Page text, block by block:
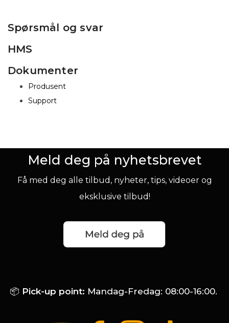
Spørsmål og svar
HMS
Dokumenter
Produsent
Support
Meld deg på nyhetsbrevet
Få med deg alle tilbud, nyheter, tips, videoer og
eksklusive tilbud!
📦 Pick-up point: Mandag-Fredag: 08:00-16:00.